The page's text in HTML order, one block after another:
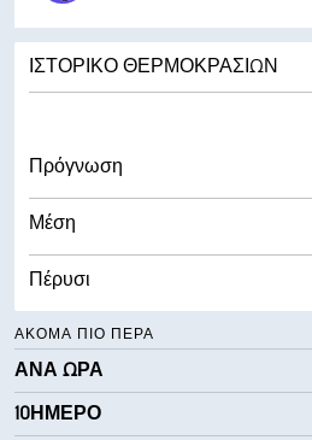
ΙΣΤΟΡΙΚΌ ΘΕΡΜΟΚΡΑΣΙΏΝ
Πρόγνωση
Μέση
Πέρυσι
ΑΚΌΜΑ ΠΙΟ ΠΈΡΑ
ΑΝΆ ΏΡΑ
10ΉΜΕΡΟ